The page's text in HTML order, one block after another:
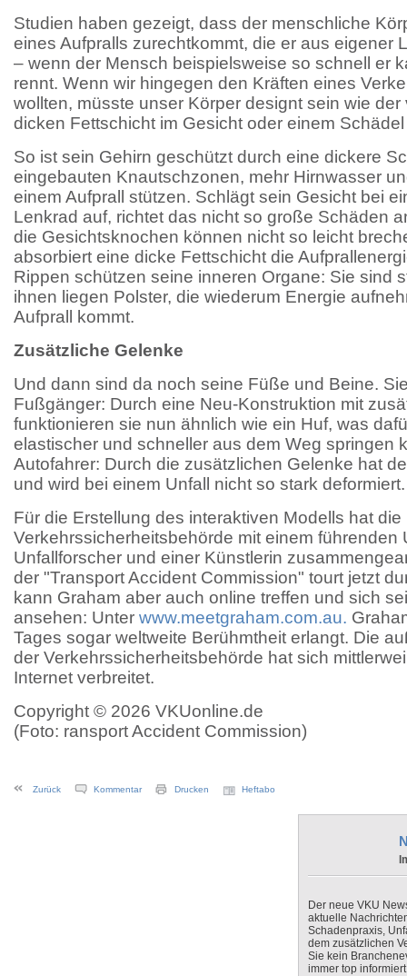
Studien haben gezeigt, dass der menschliche
eines Aufpralls zurechtkommt, die er aus eigener
– wenn der Mensch beispielsweise so schnell er
rennt. Wenn wir hingegen den Kräften eines
wollten, müsste unser Körper designt sein wie
dicken Fettschicht im Gesicht oder einem
So ist sein Gehirn geschützt durch eine dickere
eingebauten Knautschzonen, mehr Hirnwasser
einem Aufprall stützen. Schlägt sein Gesicht bei
Lenkrad auf, richtet das nicht so große Schäden
die Gesichtsknochen können nicht so leicht
absorbiert eine dicke Fettschicht die
Rippen schützen seine inneren Organe: Sie sind
ihnen liegen Polster, die wiederum Energie
Aufprall kommt.
Zusätzliche Gelenke
Und dann sind da noch seine Füße und Beine.
Fußgänger: Durch eine Neu-Konstruktion mit
funktionieren sie nun ähnlich wie ein Huf, was
elastischer und schneller aus dem Weg springen
Autofahrer: Durch die zusätzlichen Gelenke hat
und wird bei einem Unfall nicht so stark deformiert.
Für die Erstellung des interaktiven Modells hat die
Verkehrssicherheitsbehörde mit einem führenden
Unfallforscher und einer Künstlerin
der "Transport Accident Commission" tourt jetzt
kann Graham aber auch online treffen und sich
ansehen: Unter www.meetgraham.com.au.
Tages sogar weltweite Berühmtheit erlangt. Die
der Verkehrssicherheitsbehörde hat sich
Internet verbreitet.
Copyright © 2026 VKUonline.de
(Foto: ransport Accident Commission)
Zurück Kommentar Drucken Heftabo
Der neue VKU
aktuelle
Schadenpraxis,
dem zusätzlichen
Sie kein
immer top